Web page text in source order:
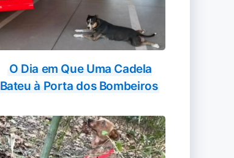
O Dia em Que Uma Cadela
Bateu à Porta dos Bombeiros